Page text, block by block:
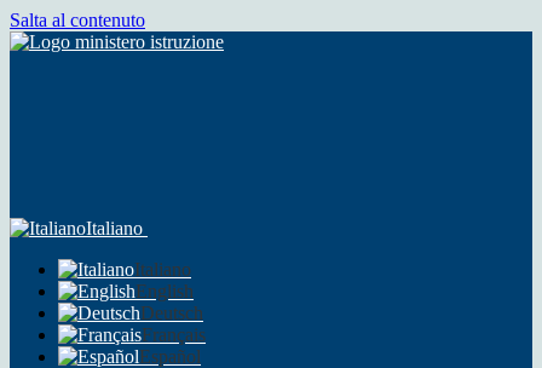
Salta al contenuto
Italiano
Italiano
English
Deutsch
Français
Español